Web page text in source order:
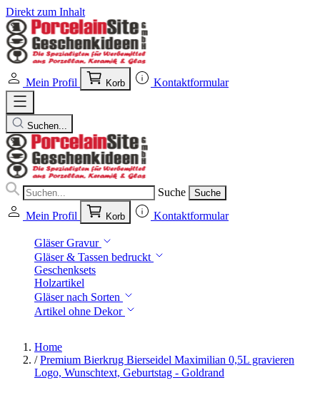
Direkt zum Inhalt
Mein Profil Korb Kontaktformular
Suchen...
Suche Suche
Mein Profil Korb Kontaktformular
Gläser Gravur
Gläser & Tassen bedruckt
Geschenksets
Holzartikel
Gläser nach Sorten
Artikel ohne Dekor
Home
/ Premium Bierkrug Bierseidel Maximilian 0,5L gravieren
Logo, Wunschtext, Geburtstag - Goldrand